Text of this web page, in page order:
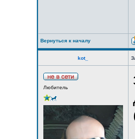
Вернуться к началу
kot_
Любитель